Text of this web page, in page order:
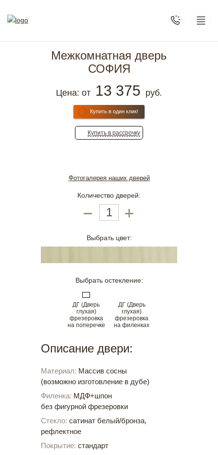
Межкомнатная дверь
СОФИЯ
Фотогалерея наших дверей
Цена: от 13 375 руб.
Купить в один клик!
Купить в рассрочку
Количество дверей:
Выбрать цвет:
Выбрать остекление:
ДГ (Дверь
глухая)
фрезеровка
на поперечке
ДГ (Дверь
глухая)
фрезеровка
на филенках
Описание двери:
Материал: Массив сосны
(возможно изготовление в дубе)
Филенка: МДФ+шпон
без фигурной фрезеровки
Стекло: сатинат белый/бронза,
рефлектное
Покрытие: стандарт